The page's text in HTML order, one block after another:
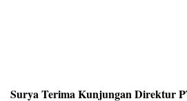
Surya Terima Kunjungan Direktur